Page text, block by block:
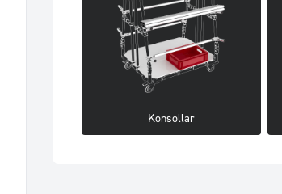
Konsollar